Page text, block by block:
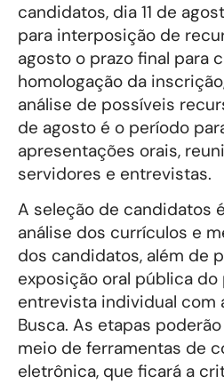
candidatos, dia 11 de
para interposição de
agosto o prazo final para
homologação da
análise de possíveis
de agosto é o período
apresentações orais,
servidores e entrevistas.
A seleção de candidatos
análise dos currículos e
dos candidatos, além de
exposição oral pública
entrevista individual com
Busca. As etapas
meio de ferramentas de
eletrônica, que ficará a